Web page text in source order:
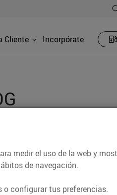
Cliente Incorpórate
información de
y muchos otros
medir el uso de la web y
de navegación.
o configurar tus preferencias.